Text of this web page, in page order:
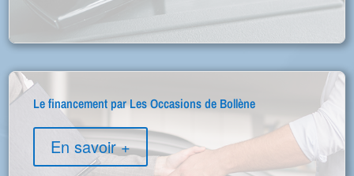
Le financement par Les Occasions de Bollène
En savoir +